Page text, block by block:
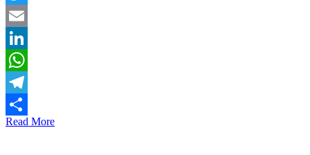
Twitter
Email
LinkedIn
WhatsApp
Telegram
Share
Read More